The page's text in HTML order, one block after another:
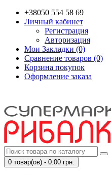
+38050 554 58 69
Личный кабинет
Регистрация
Авторизация
Мои Закладки (0)
Сравнение товаров (0)
Корзина покупок
Оформление заказа
0 товар(ов) - 0.00 грн.